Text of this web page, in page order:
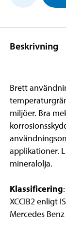
Beskrivning
Brett
miljöer. Bra
applikationer.
mineralolja.
Klassificering
XCCIB2 enligt
Mercedes